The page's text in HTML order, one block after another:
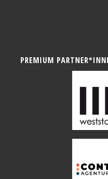
PREMIUM